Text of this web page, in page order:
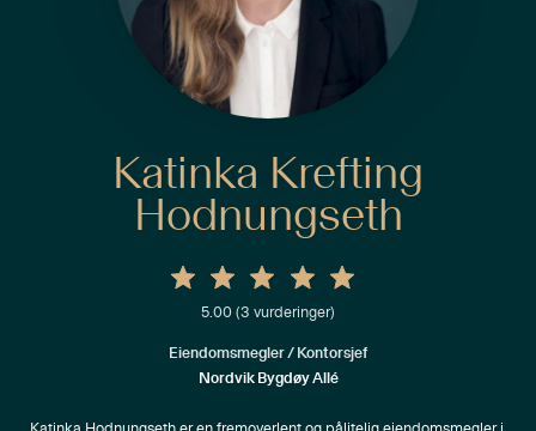
Katinka Krefting
Hodnungseth
5.00 (3 vurderinger)
Eiendomsmegler / Kontorsjef
Nordvik Bygdøy Allé